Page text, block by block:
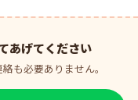
あげてください
も必要ありません。